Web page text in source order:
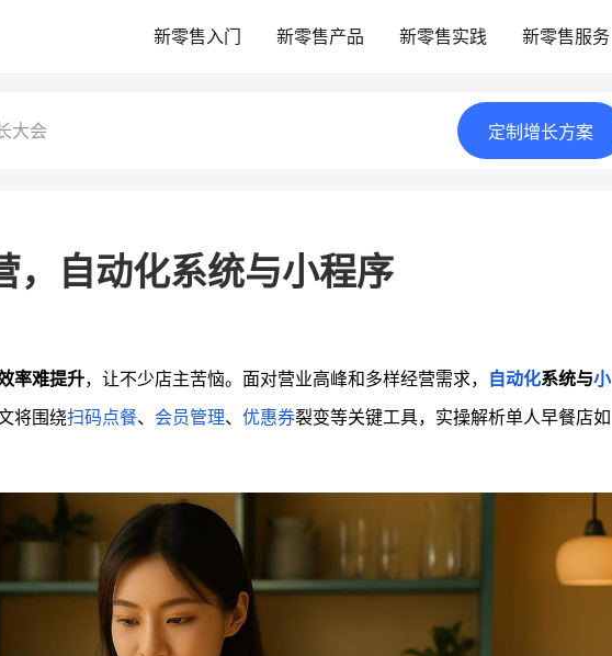
新零售入门 新零售产品 新零售实践 新零售服务
大会 定制 增长方案
，自动化系统与小程序
率难提升，让不少店主苦恼。面对营业高峰和多样经营需求， 自动化系统与小
将围绕扫码点餐、 会员管理、 优惠券裂变等关键工具，实操解析单人早餐店如